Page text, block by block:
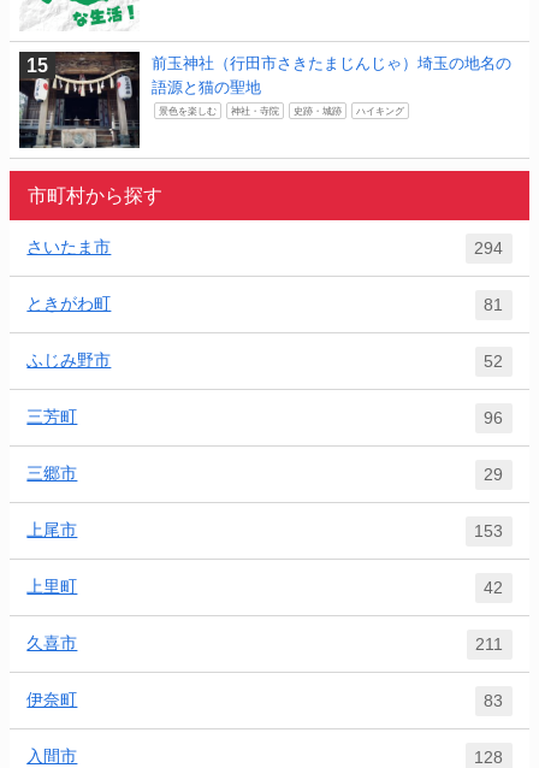
前玉神社（行田市さきたまじんじゃ）埼玉の地名の
語源と猫の聖地
景色を楽しむ 神社・寺院 史跡・城跡 ハイキング
市町村から探す
さいたま市 294
ときがわ町 81
ふじみ野市 52
三芳町 96
三郷市 29
上尾市 153
上里町 42
久喜市 211
伊奈町 83
入間市 128